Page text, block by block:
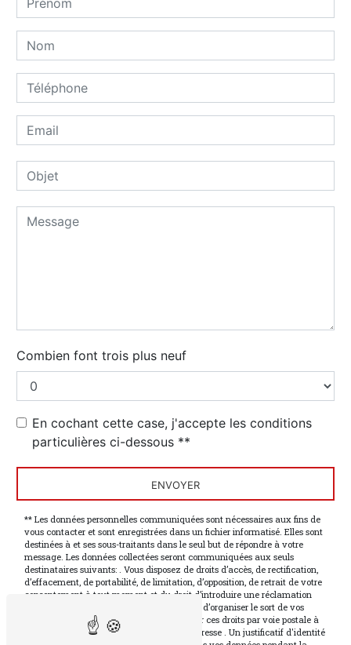
Combien font trois plus neuf
En cochant cette case, j'accepte les conditions
particulières ci-dessous **
ENVOYER
** Les données personnelles communiquées sont nécessaires aux fins de
vous contacter et sont enregistrées dans un fichier informatisé. Elles sont
destinées à et ses sous-traitants dans le seul but de répondre à votre
message. Les données collectées seront communiquées aux seuls
destinataires suivants: . Vous disposez de droits d’accès, de rectification,
d’effacement, de portabilité, de limitation, d’opposition, de retrait de votre
consentement à tout moment et du droit d’introduire une réclamation
auprès d’une autorité de contrôle, ainsi que d’organiser le sort de vos
données post-mortem. Vous pouvez exercer ces droits par voie postale à
l'adresse ou par courrier électronique à l'adresse . Un justificatif d'identité